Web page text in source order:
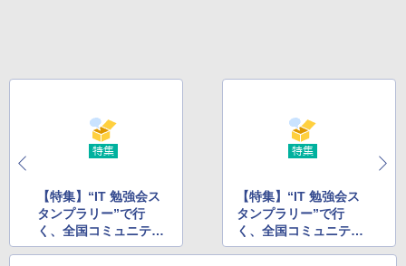
【特集】“IT 勉強会ス
タンプラリー”で行
く、全国コミュニティ
探訪 第3回
【特集】“IT 勉強会ス
タンプラリー”で行
く、全国コミュニティ
探訪 第4回